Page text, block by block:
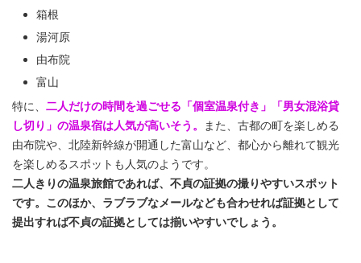
箱根
湯河原
由布院
富山
特に、 二人だけの時間を過ごせる「個室温泉付き」「男女混浴貸
し切り」の温泉宿は人気が高いそう。
また、古都の町を楽しめる
由布院や、北陸新幹線が開通した富山など、都心から離れて観光
を楽しめるスポットも人気のようです。
二人きりの温泉旅館であれば、不貞の証拠の撮りやすいスポット
です。このほか、ラブラブなメールなども合わせれば証拠として
提出すれば不貞の証拠としては揃いやすいでしょう。